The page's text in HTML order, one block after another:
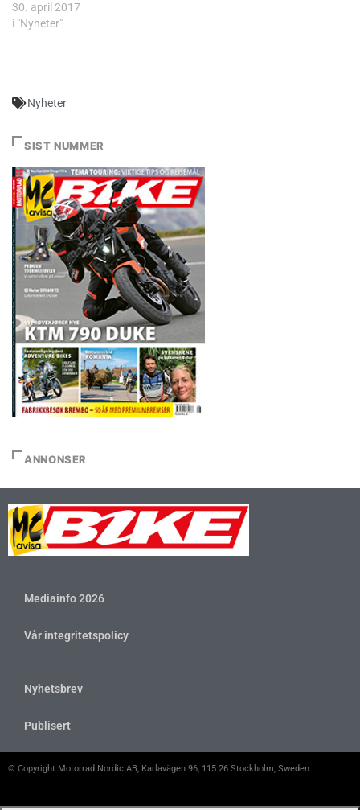
30. april 2017
i "Nyheter"
Nyheter
SIST NUMMER
ANNONSER
Mediainfo 2026
Vår integritetspolicy
Nyhetsbrev
Publisert
© Copyright Motorrad Nordic AB, Karlavägen 96, 115 26 Stockholm, Sweden